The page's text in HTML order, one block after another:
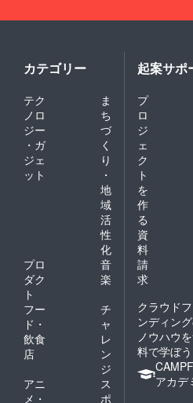
カテゴリー
テク
ノロ
ジー
・ガ
ジェ
ット
ま
ち
づ
く
り
・
地
域
活
性
化
プロ
ダク
ト
音
楽
フー
ド・
飲食
店
チ
ャ
レ
ン
ジ
アニ
メ・
ス
ポ
起案サポ
プ
ロ
ジ
ェ
ク
ト
を
作
る
資
料
請
求
クラウド
ンディン
ノウハウ
料で学ぼう
アカデ